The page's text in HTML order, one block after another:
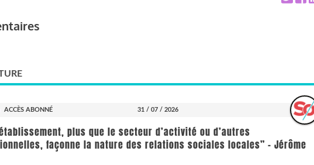
ACCÈS ABONNÉ 31 / 07 / 2026
plus que le secteur d’activité ou d’autres
façonne la nature des relations sociales locales” - Jérôme